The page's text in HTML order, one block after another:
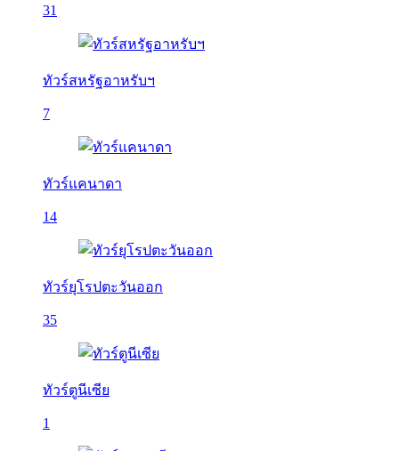
31
ทัวร์สหรัฐอาหรับฯ
7
ทัวร์แคนาดา
14
ทัวร์ยุโรปตะวันออก
35
ทัวร์ตูนีเซีย
1